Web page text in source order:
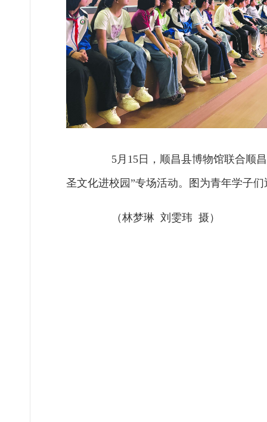
5月15日，顺昌县博物馆联合顺昌
圣文化进校园”专场活动。图为青年学子
（林梦琳 刘雯玮 摄）